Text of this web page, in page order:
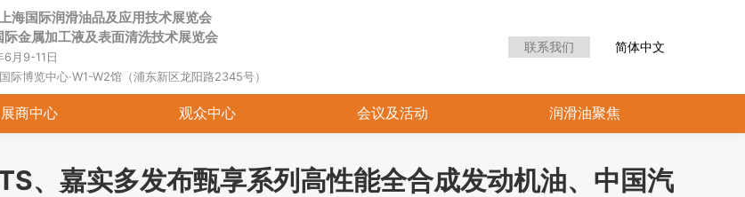
海国际润滑油品及应用技术展览会
际金属加工液及表面清洗技术展览会
6月9-11日
国际博览中心·W1-W2馆（浦东新区龙阳路2345号）
联系我们 简体中文
展商中心 观众中心 会议及活动 润滑油聚焦
、嘉实多发布甄享系列高性能全合成发动机油、中国汽
关于展会 展商中心